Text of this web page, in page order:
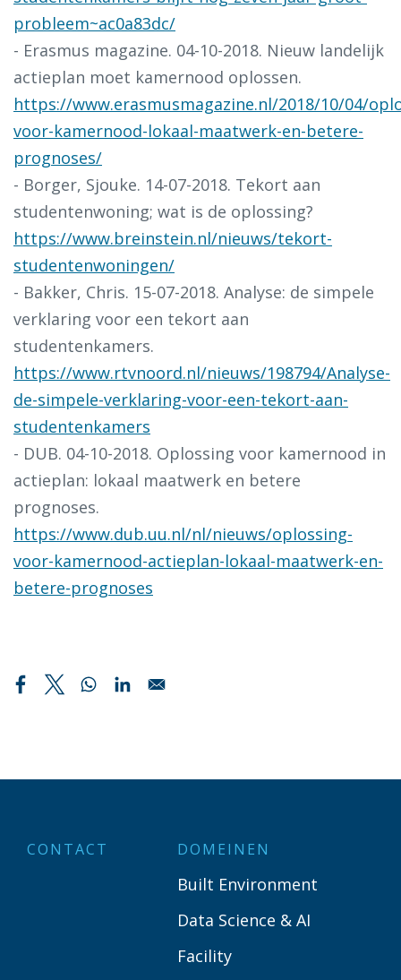
probleem~ac0a83dc/
- Erasmus magazine. 04-10-2018. Nieuw landelijk
actieplan moet kamernood oplossen.
https://www.erasmusmagazine.nl/2018/10/04/
voor-kamernood-lokaal-maatwerk-en-betere-
prognoses/
- Borger, Sjouke. 14-07-2018. Tekort aan
studentenwoning; wat is de oplossing?
https://www.breinstein.nl/nieuws/tekort-
studentenwoningen/
- Bakker, Chris. 15-07-2018. Analyse: de simpele
verklaring voor een tekort aan
studentenkamers.
https://www.rtvnoord.nl/nieuws/198794/Analyse-
de-simpele-verklaring-voor-een-tekort-aan-
studentenkamers
- DUB. 04-10-2018. Oplossing voor kamernood in
actieplan: lokaal maatwerk en betere
prognoses.
https://www.dub.uu.nl/nl/nieuws/oplossing-
voor-kamernood-actieplan-lokaal-maatwerk-en-
betere-prognoses
CONTACT DOMEINEN
Built Environment
Data Science & AI
Facility